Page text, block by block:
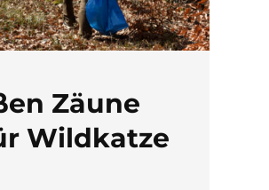
Zäune
Wildkatze